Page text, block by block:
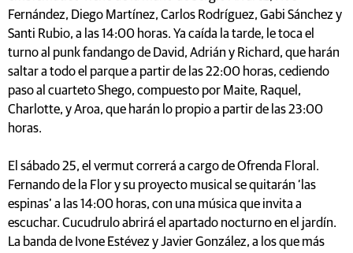
Fernández, Diego Martínez, Carlos Rodríguez, Gabi Sánchez y
Santi Rubio, a las 14:00 horas. Ya caída la tarde, le toca el
turno al punk fandango de David, Adrián y Richard, que harán
saltar a todo el parque a partir de las 22:00 horas, cediendo
paso al cuarteto Shego, compuesto por Maite, Raquel,
Charlotte, y Aroa, que harán lo propio a partir de las 23:00
horas.
El sábado 25, el vermut correrá a cargo de Ofrenda Floral.
Fernando de la Flor y su proyecto musical se quitarán ‘las
espinas’ a las 14:00 horas, con una música que invita a
escuchar. Cucudrulo abrirá el apartado nocturno en el jardín.
La banda de Ivone Estévez y Javier González, a los que más